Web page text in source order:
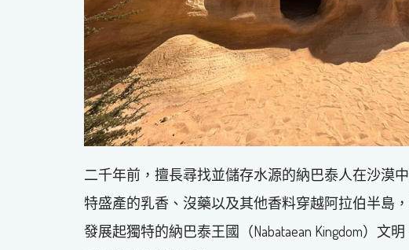
二千年前，擅長尋找並儲存水源的納巴泰人在沙漠
特盛產的乳香、沒藥以及其他香料穿越阿拉伯半島
發展起獨特的納巴泰王國（Nabataean Kingdom）文